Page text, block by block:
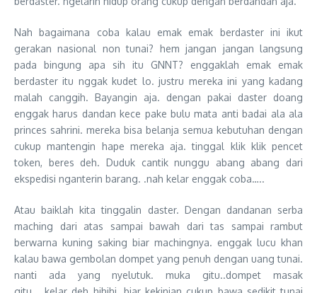
Nah bagaimana coba kalau emak emak berdaster ini ikut
gerakan nasional non tunai? hem jangan jangan langsung
pada bingung apa sih itu GNNT? enggaklah emak emak
berdaster itu nggak kudet lo. justru mereka ini yang kadang
malah canggih. Bayangin aja. dengan pakai daster doang
enggak harus dandan kece pake bulu mata anti badai ala ala
princes sahrini. mereka bisa belanja semua kebutuhan dengan
cukup mantengin hape mereka aja. tinggal klik klik pencet
token, beres deh. Duduk cantik nunggu abang abang dari
ekspedisi nganterin barang. .nah kelar enggak coba…..
Atau baiklah kita tinggalin daster. Dengan dandanan serba
maching dari atas sampai bawah dari tas sampai rambut
berwarna kuning saking biar machingnya. enggak lucu khan
kalau bawa gembolan dompet yang penuh dengan uang tunai.
nanti ada yang nyelutuk. muka gitu..dompet masak